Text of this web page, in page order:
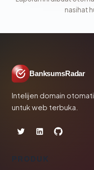
nasihat
BanksumsRadar
Intelijen domain
untuk web terbuka.
PRODUK